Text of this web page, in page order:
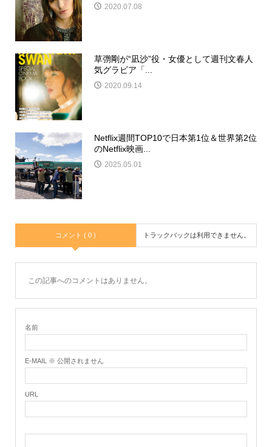
2020.07.08
草彅剛が“凪沙”役・女優として週刊文春人
気グラビア「...
2020.09.14
Netflix週間TOP10で日本第1位＆世界第2位
のNetflix映画...
2025.05.01
コメント ( 0 ) トラックバックは利用できません。
この記事へのコメントはありません。
名前
E-MAIL ※ 公開されません
URL